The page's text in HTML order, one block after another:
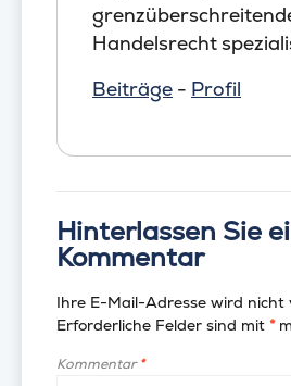
Handelsrecht
Beiträge - Profil
Hinterlassen Sie
Kommentar
Ihre E-Mail-Adresse wird nicht
Erforderliche Felder sind mit *
Kommentar*